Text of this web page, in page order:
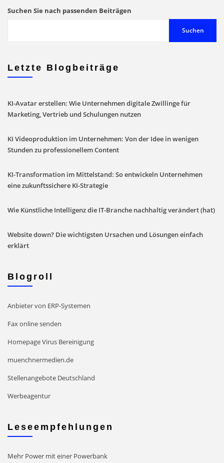
Blog
Suchen Sie nach passenden Beiträgen
Suchen
Letzte Blogbeiträge
KI-Avatar erstellen: Wie Unternehmen digitale Zwillinge für
Marketing, Vertrieb und Schulungen nutzen
KI Videoproduktion im Unternehmen: Von der Idee in wenigen
Stunden zu professionellem Content
KI-Transformation im Mittelstand: So entwickeln Unternehmen
eine zukunftssichere KI-Strategie
Wie Künstliche Intelligenz die IT-Branche nachhaltig verändert (hat)
Website down? Die wichtigsten Ursachen und Lösungen einfach
erklärt
Blogroll
Anbieter von ERP-Systemen
Fax online senden
Homepage Virus Bereinigung
muenchnermedien.de
Stellenangebote Deutschland
Werbeagentur
Leseempfehlungen
Mehr Power mit einer Powerbank